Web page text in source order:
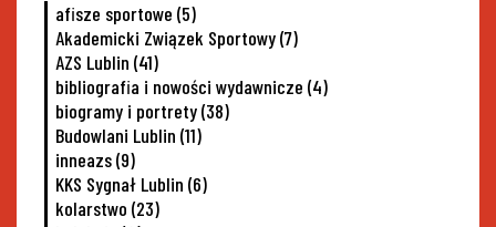
afisze sportowe (5)
Akademicki Związek Sportowy(7)
AZS Lublin (41)
bibliografia i nowości wydawnicze (4)
biogramy i portrety(38)
Budowlani Lublin (11)
inneazs(9)
KKS Sygnał Lublin (6)
kolarstwo (23)